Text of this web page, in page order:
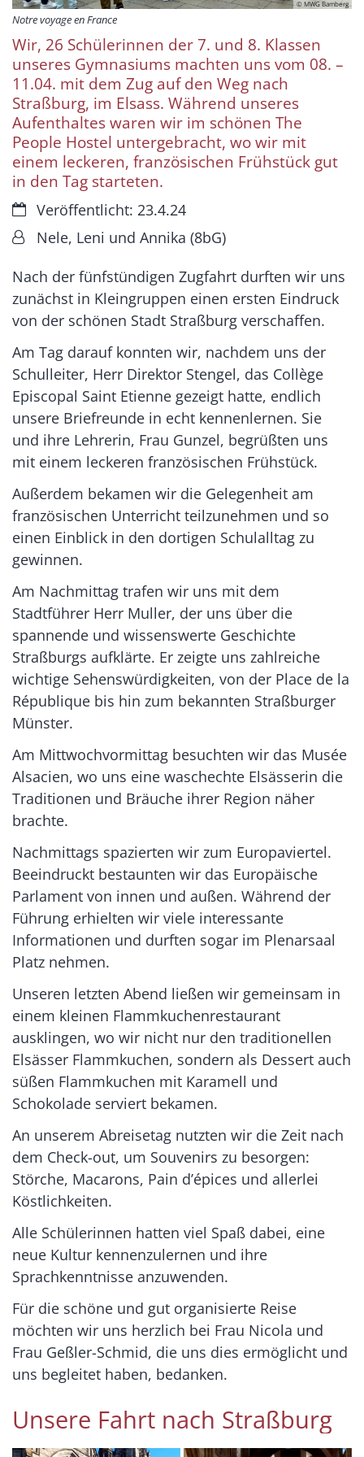
© MWG Bamberg
Notre voyage en France
Wir, 26 Schülerinnen der 7. und 8. Klassen
unseres Gymnasiums machten uns vom 08. –
11.04. mit dem Zug auf den Weg nach
Straßburg, im Elsass. Während unseres
Aufenthaltes waren wir im schönen The
People Hostel untergebracht, wo wir mit
einem leckeren, französischen Frühstück gut
in den Tag starteten.
Datum:Veröffentlicht: 23.4.24
Von:Nele, Leni und Annika (8bG)
Nach der fünfstündigen Zugfahrt durften wir uns
zunächst in Kleingruppen einen ersten Eindruck
von der schönen Stadt Straßburg verschaffen.
Am Tag darauf konnten wir, nachdem uns der
Schulleiter, Herr Direktor Stengel, das Collège
Episcopal Saint Etienne gezeigt hatte, endlich
unsere Briefreunde in echt kennenlernen. Sie
und ihre Lehrerin, Frau Gunzel, begrüßten uns
mit einem leckeren französischen Frühstück.
Außerdem bekamen wir die Gelegenheit am
französischen Unterricht teilzunehmen und so
einen Einblick in den dortigen Schulalltag zu
gewinnen.
Am Nachmittag trafen wir uns mit dem
Stadtführer Herr Muller, der uns über die
spannende und wissenswerte Geschichte
Straßburgs aufklärte. Er zeigte uns zahlreiche
wichtige Sehenswürdigkeiten, von der Place de la
République bis hin zum bekannten Straßburger
Münster.
Am Mittwochvormittag besuchten wir das Musée
Alsacien, wo uns eine waschechte Elsässerin die
Traditionen und Bräuche ihrer Region näher
brachte.
Nachmittags spazierten wir zum Europaviertel.
Beeindruckt bestaunten wir das Europäische
Parlament von innen und außen. Während der
Führung erhielten wir viele interessante
Informationen und durften sogar im Plenarsaal
Platz nehmen.
Unseren letzten Abend ließen wir gemeinsam in
einem kleinen Flammkuchenrestaurant
ausklingen, wo wir nicht nur den traditionellen
Elsässer Flammkuchen, sondern als Dessert auch
süßen Flammkuchen mit Karamell und
Schokolade serviert bekamen.
An unserem Abreisetag nutzten wir die Zeit nach
dem Check-out, um Souvenirs zu besorgen:
Störche, Macarons, Pain d’épices und allerlei
Köstlichkeiten.
Alle Schülerinnen hatten viel Spaß dabei, eine
neue Kultur kennenzulernen und ihre
Sprachkenntnisse anzuwenden.
Für die schöne und gut organisierte Reise
möchten wir uns herzlich bei Frau Nicola und
Frau Geßler-Schmid, die uns dies ermöglicht und
uns begleitet haben, bedanken.
Unsere Fahrt nach Straßburg